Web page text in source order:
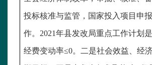
投标核准与监管，国家投入项目申
作。 2021年县发改局重点工作计划
经费变动率≤0。二是社会效益、经